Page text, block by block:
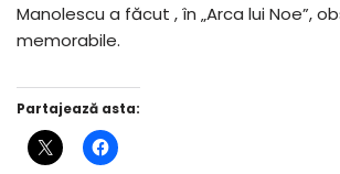
Manolescu a făcut , în „Arca lui Noe”,
memorabile.
Partajează asta: